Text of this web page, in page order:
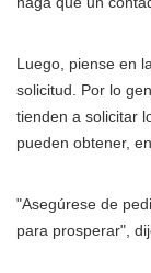
Luego, piense en
solicitud. Por lo
tienden a solicitar
pueden obtener,
"Asegúrese de
para prosperar",